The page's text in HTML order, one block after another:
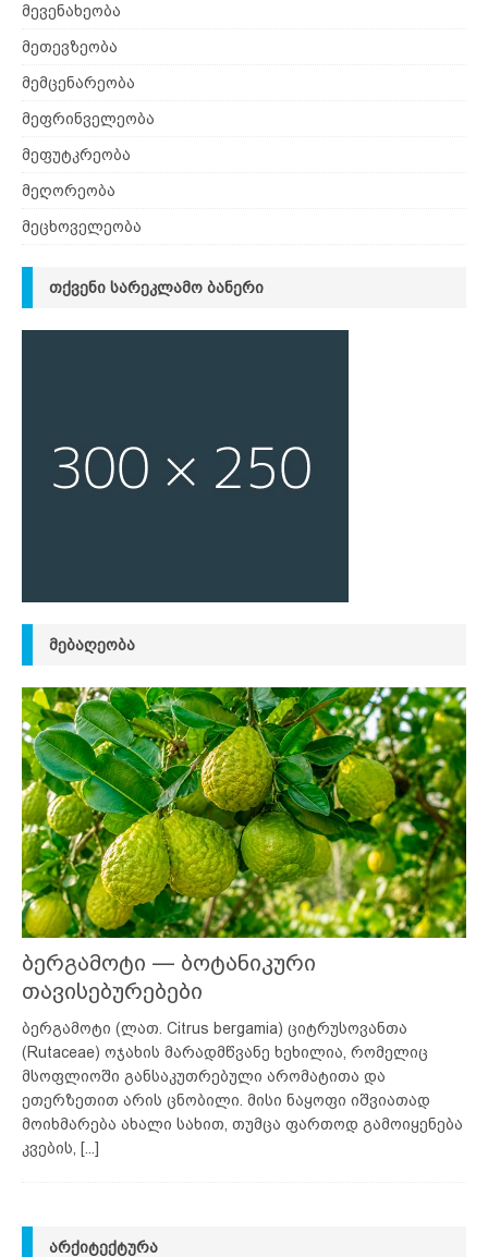
მევენახეობა
მეთევზეობა
მემცენარეობა
მეფრინველეობა
მეფუტკრეობა
მეღორეობა
მეცხოველეობა
ᲗᲥᲕᲔᲜᲘ ᲡᲐᲠᲔᲙᲚᲐᲛᲝ ᲑᲐᲜᲔᲠᲘ
ᲛᲔᲑᲐᲦᲔᲝᲑᲐ
ბერგამოტი — ბოტანიკური
თავისებურებები
ბერგამოტი (ლათ. Citrus bergamia) ციტრუსოვანთა
(Rutaceae) ოჯახის მარადმწვანე ხეხილია, რომელიც
მსოფლიოში განსაკუთრებული არომატითა და
ეთერზეთით არის ცნობილი. მისი ნაყოფი იშვიათად
მოიხმარება ახალი სახით, თუმცა ფართოდ გამოიყენება
კვების,
[...]
ᲐᲠᲥᲘᲢᲔᲥᲢᲣᲠᲐ